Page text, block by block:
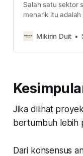
Salah satu sektor
menarik itu adalah
prospek saham
yang lagi murah?
Mikirin Duit
Jika dilihat
bertumbuh lebih
Dari konsensus